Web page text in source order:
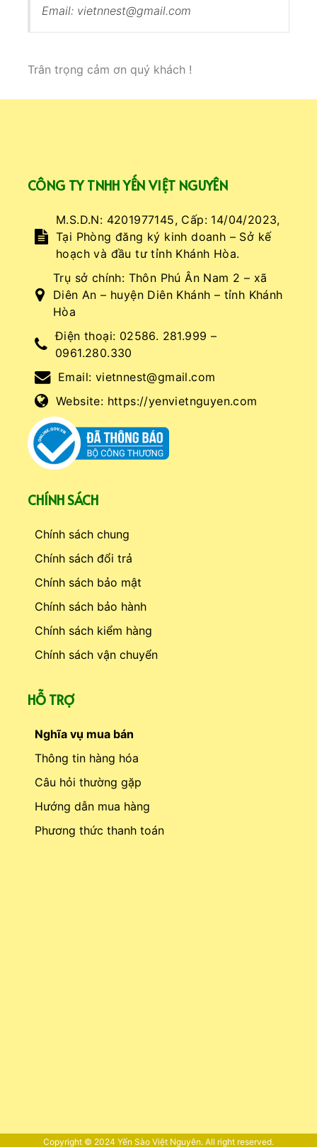
Email: vietnnest@gmail.com
Trân trọng cảm ơn quý khách !
CÔNG TY TNHH YẾN VIỆT NGUYÊN
M.S.D.N: 4201977145, Cấp: 14/04/2023,
Tại Phòng đăng ký kinh doanh – Sở kế
hoạch và đầu tư tỉnh Khánh Hòa.
Trụ sở chính: Thôn Phú Ân Nam 2 – xã
Diên An – huyện Diên Khánh – tỉnh Khánh
Hòa
Điện thoại: 02586. 281.999 –
0961.280.330
Email: vietnnest@gmail.com
Website: https://yenvietnguyen.com
CHÍNH SÁCH
Chính sách chung
Chính sách đổi trả
Chính sách bảo mật
Chính sách bảo hành
Chính sách kiểm hàng
Chính sách vận chuyển
HỖ TRỢ
Nghĩa vụ mua bán
Thông tin hàng hóa
Câu hỏi thường gặp
Hướng dẫn mua hàng
Phương thức thanh toán
Copyright © 2024 Yến Sào Việt Nguyên. All right reserved.